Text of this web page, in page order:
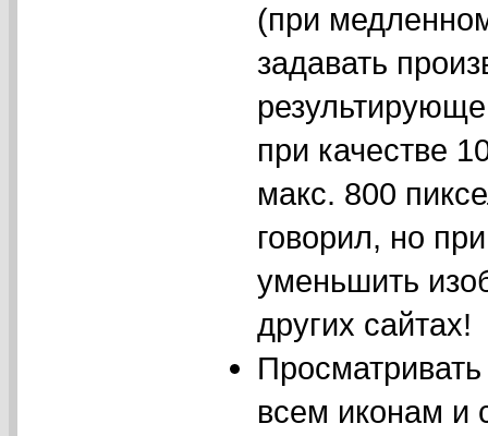
(при
задавать
при качестве
макс. 800
говорил, но
уменьшить
других сайтах!
всем иконам и